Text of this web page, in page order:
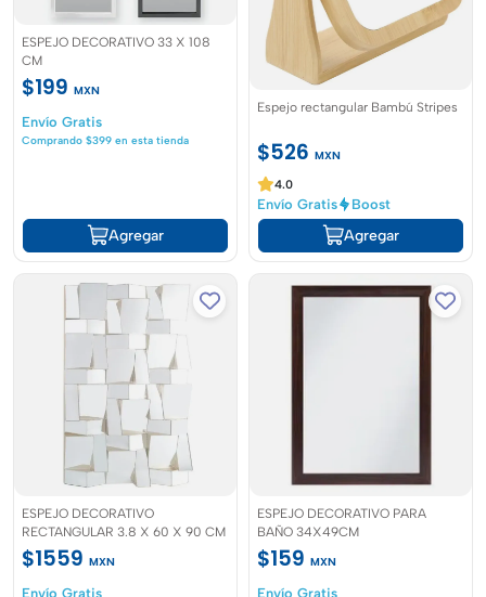
ESPEJO DECORATIVO 33 X 108
CM
$199 MXN
Envío Gratis
Comprando $399 en esta tienda
Agregar
Espejo rectangular Bambú Stripes
$526 MXN
4.0
Envío Gratis Boost
Agregar
ESPEJO DECORATIVO
RECTANGULAR 3.8 X 60 X 90 CM
$1559 MXN
Envío Gratis
ESPEJO DECORATIVO PARA
BAÑO 34X49CM
$159 MXN
Envío Gratis